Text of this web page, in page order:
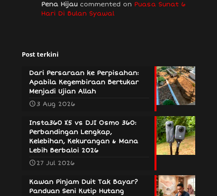
Pena Hijau commented on Puasa Sunat 6
Hari Di Bulan Syawal
Post terkini
Dari Persaraan ke Perpisahan:
Apabila Kegembiraan Bertukar
Menjadi Ujian Allah
3 Aug 2026
Insta360 X5 vs DJI Osmo 360:
Perbandingan Lengkap,
Kelebihan, Kekurangan & Mana
Lebih Berbaloi 2026
27 Jul 2026
Kawan Pinjam Duit Tak Bayar?
Panduan Seni Kutip Hutang